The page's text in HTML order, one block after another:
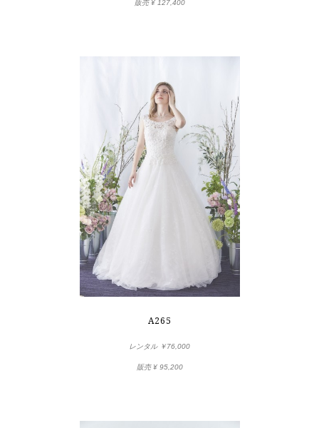
販売¥ 127,400
A265
レンタル ￥76,000
販売¥ 95,200